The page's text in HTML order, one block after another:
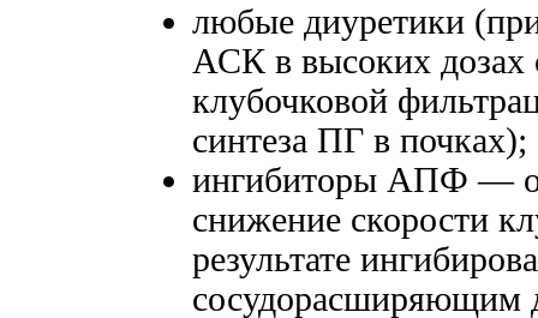
любые диуретики
АСК в высоких дозах
клубочковой
синтеза ПГ в почках);
ингибиторы АПФ —
снижение скорости
результате
сосудорасширяющим